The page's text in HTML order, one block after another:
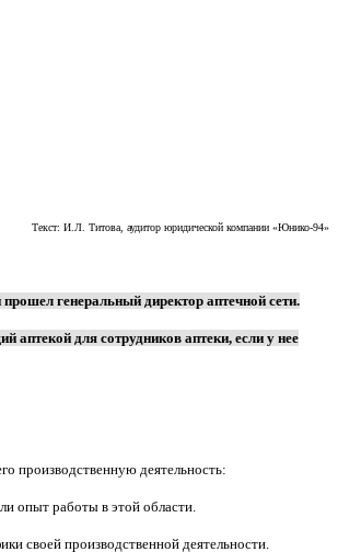
Текст: И.Л. Титова, аудитор юридической компании «Юнико-94»
генеральный директор аптечной сети.
для сотрудников аптеки, если у нее
производственную деятельность:
опыт работы в этой области.
своей производственной деятельности.